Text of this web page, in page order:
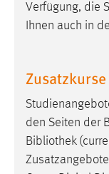
Verfügung, die
Ihnen auch in
den Seiten der
Bibliothek
Anbieter:
Cookie
Facebook
Name:
Anbieter: